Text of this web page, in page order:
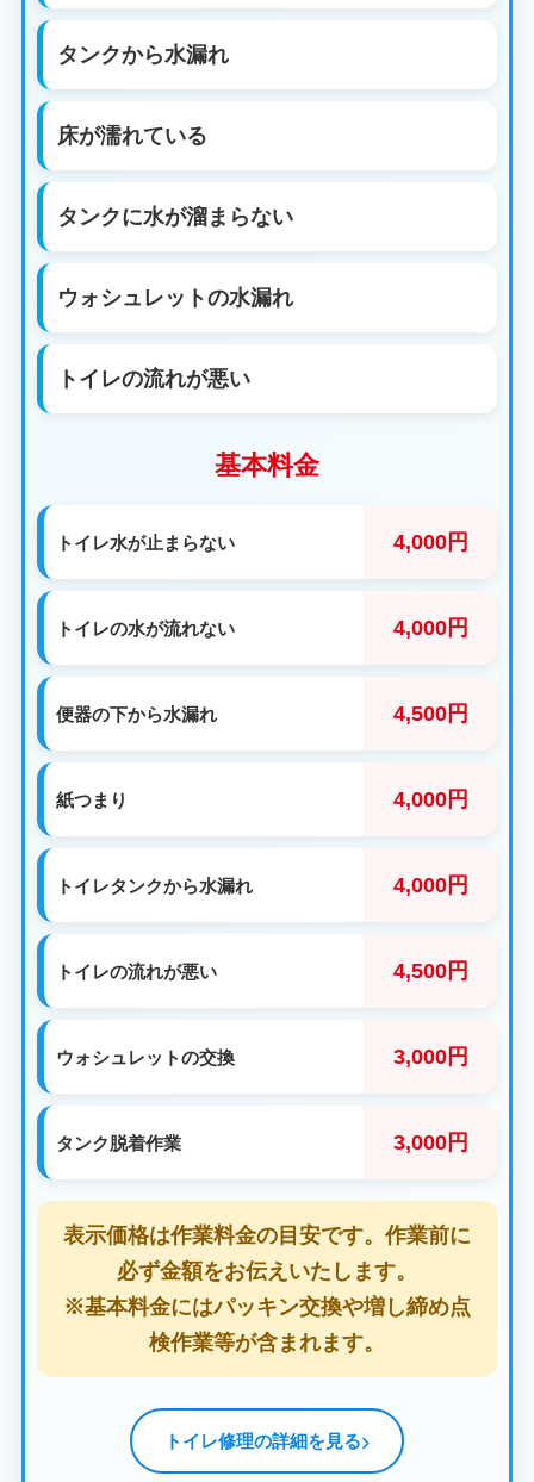
タンクから水漏れ
床が濡れている
タンクに水が溜まらない
ウォシュレットの水漏れ
トイレの流れが悪い
基本料金
トイレ水が止まらない 4,000円
トイレの水が流れない 4,000円
便器の下から水漏れ 4,500円
紙つまり 4,000円
トイレタンクから水漏れ 4,000円
トイレの流れが悪い 4,500円
ウォシュレットの交換 3,000円
タンク脱着作業 3,000円
表示価格は作業料金の目安です。作業前に
必ず金額をお伝えいたします。
※基本料金にはパッキン交換や増し締め点
検作業等が含まれます。
トイレ修理の詳細を見る